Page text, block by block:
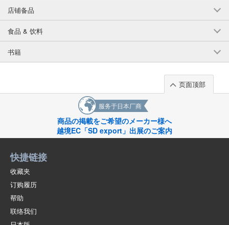
店铺备品
食品 & 饮料
书籍
页面顶部
服务于日本厂商
商品の掲載をご希望のメーカー様へ
越境EC「SD export」出展のご案内
快捷链接
收藏夹
订购履历
帮助
联络我们